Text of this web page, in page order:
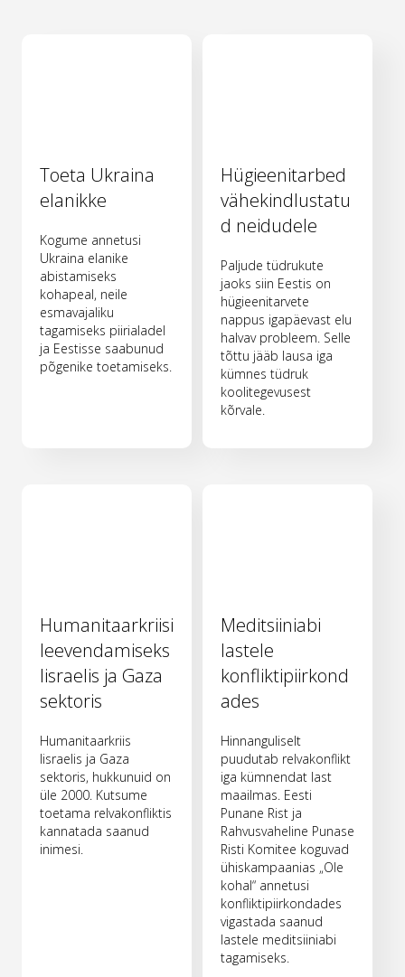
Toeta Ukraina
elanikke
Kogume annetusi
Ukraina elanike
abistamiseks
kohapeal, neile
esmavajaliku
tagamiseks piirialadel
ja Eestisse saabunud
põgenike toetamiseks.
Hügieenitarbed
vähekindlustatu
d neidudele
Paljude tüdrukute
jaoks siin Eestis on
hügieenitarvete
nappus igapäevast elu
halvav probleem. Selle
tõttu jääb lausa iga
kümnes tüdruk
koolitegevusest
kõrvale.
Humanitaarkriisi
leevendamiseks
Iisraelis ja Gaza
sektoris
Humanitaarkriis
Iisraelis ja Gaza
sektoris, hukkunuid on
üle 2000. Kutsume
toetama relvakonfliktis
kannatada saanud
inimesi.
Meditsiiniabi
lastele
konfliktipiirkond
ades
Hinnanguliselt
puudutab relvakonflikt
iga kümnendat last
maailmas. Eesti
Punane Rist ja
Rahvusvaheline Punase
Risti Komitee koguvad
ühiskampaanias „Ole
kohal“ annetusi
konfliktipiirkondades
vigastada saanud
lastele meditsiiniabi
tagamiseks.